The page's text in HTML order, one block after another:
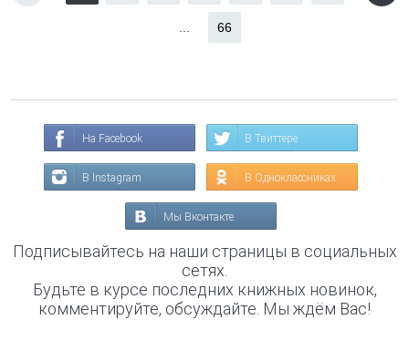
66
На Facebook В Твиттере
В Instagram В Одноклассниках
Мы Вконтакте
Подписывайтесь на наши страницы в социальных
сетях.
Будьте в курсе последних книжных новинок,
комментируйте, обсуждайте. Мы ждём Вас!